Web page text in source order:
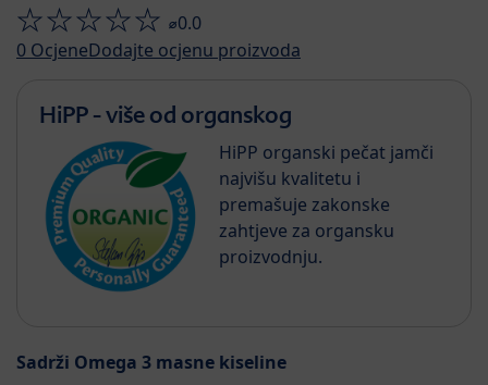
⌀0.0
0 OcjeneDodajte ocjenu proizvoda
HiPP - više od organskog
HiPP organski pečat jamči
najvišu kvalitetu i
premašuje zakonske
zahtjeve za organsku
proizvodnju.
Sadrži Omega 3 masne kiseline